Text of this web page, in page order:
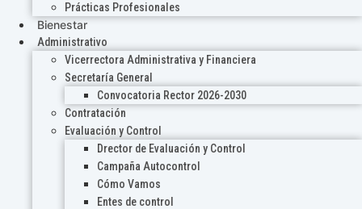
Prácticas Profesionales
Bienestar
Administrativo
Vicerrectora Administrativa y Financiera
Secretaría General
Convocatoria Rector 2026-2030
Contratación
Evaluación y Control
Drector de Evaluación y Control
Campaña Autocontrol
Cómo Vamos
Entes de control